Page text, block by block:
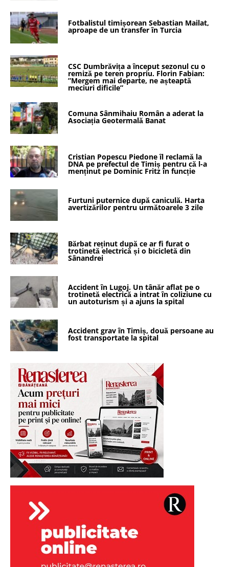
Fotbalistul timișorean Sebastian Mailat,
aproape de un transfer în Turcia
CSC Dumbrăvița a început sezonul cu o
remiză pe teren propriu. Florin Fabian:
”Mergem mai departe, ne așteaptă
meciuri dificile”
Comuna Sânmihaiu Român a aderat la
Asociația Geotermală Banat
Cristian Popescu Piedone îl reclamă la
DNA pe prefectul de Timiș pentru că l-a
menținut pe Dominic Fritz în funcție
Furtuni puternice după caniculă. Harta
avertizărilor pentru următoarele 3 zile
Bărbat reținut după ce ar fi furat o
trotinetă electrică și o bicicletă din
Sânandrei
Accident în Lugoj. Un tânăr aflat pe o
trotinetă electrică a intrat în coliziune cu
un autoturism și a ajuns la spital
Accident grav în Timiș, două persoane au
fost transportate la spital